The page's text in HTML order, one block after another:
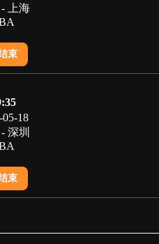
上海
束
05-18
深圳
束